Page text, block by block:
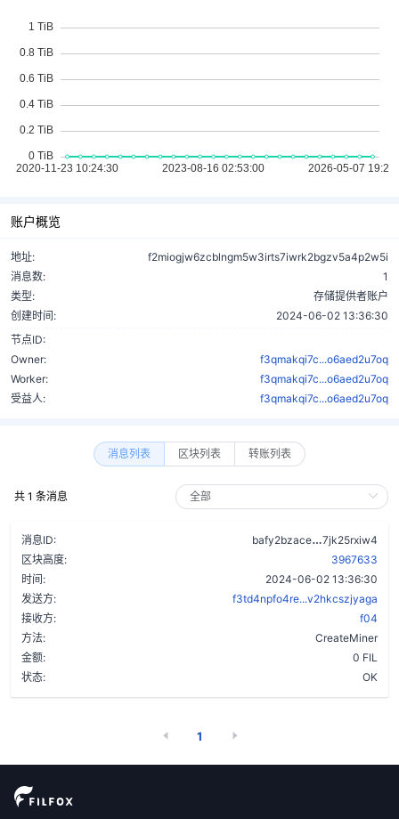
账户概览
地址:
f2miogjw6zcblngm5w3irts7iwrk2bgzv5a4p2w5i
消息数:
1
类型:
存储提供者账户
创建时间:
2024-06-02 13:36:30
节点ID:
Owner:
f3qmakqi7c...o6aed2u7oq
Worker:
f3qmakqi7c...o6aed2u7oq
受益人:
f3qmakqi7c...o6aed2u7oq
消息列表 区块列表 转账列表
共 1 条消息
消息ID: bafy2bzace
7jk25rxiw4
区块高度:
3967633
时间:
2024-06-02 13:36:30
发送方:
f3td4npfo4re...v2hkcszjyaga
接收方:
f04
方法:
CreateMiner
金额:
0 FIL
状态:
OK
1